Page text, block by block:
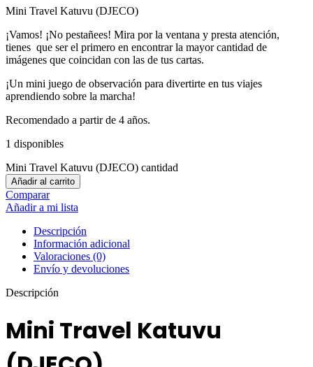
Mini Travel Katuvu (DJECO)
¡Vamos! ¡No pestañees! Mira por la ventana y presta atención,
tienes que ser el primero en encontrar la mayor cantidad de
imágenes que coincidan con las de tus cartas.
¡Un mini juego de observación para divertirte en tus viajes
aprendiendo sobre la marcha!
Recomendado a partir de 4 años.
1 disponibles
Mini Travel Katuvu (DJECO) cantidad
Añadir al carrito
Comparar
Añadir a mi lista
Descripción
Información adicional
Valoraciones (0)
Envío y devoluciones
Descripción
Mini Travel Katuvu